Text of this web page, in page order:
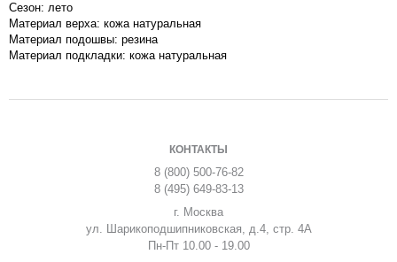
Сезон: лето
Материал верха: кожа натуральная
Материал подошвы: резина
Материал подкладки: кожа натуральная
КОНТАКТЫ
8 (800) 500-76-82
8 (495) 649-83-13
г. Москва
ул. Шарикоподшипниковская, д.4, стр. 4А
Пн-Пт 10.00 - 19.00